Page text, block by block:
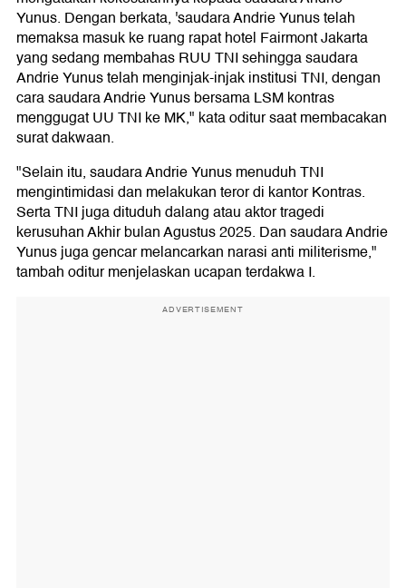
Yunus. Dengan berkata, 'saudara Andrie Yunus telah
memaksa masuk ke ruang rapat hotel Fairmont Jakarta
yang sedang membahas RUU TNI sehingga saudara
Andrie Yunus telah menginjak-injak institusi TNI, dengan
cara saudara Andrie Yunus bersama LSM kontras
menggugat UU TNI ke MK," kata oditur saat membacakan
surat dakwaan.
"Selain itu, saudara Andrie Yunus menuduh TNI
mengintimidasi dan melakukan teror di kantor Kontras.
Serta TNI juga dituduh dalang atau aktor tragedi
kerusuhan Akhir bulan Agustus 2025. Dan saudara Andrie
Yunus juga gencar melancarkan narasi anti militerisme,"
tambah oditur menjelaskan ucapan terdakwa I.
ADVERTISEMENT